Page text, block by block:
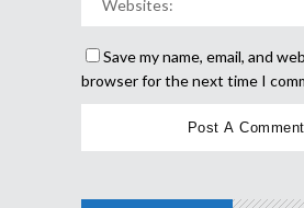
Save my name, email, and
browser for the next time I